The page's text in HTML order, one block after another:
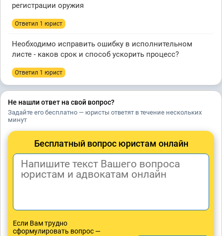
регистрации оружия
Ответил 1 юрист
Необходимо исправить ошибку в исполнительном
листе - каков срок и способ ускорить процесс?
Ответил 1 юрист
Не нашли ответ на свой вопрос?
Задайте его бесплатно — юристы ответят в течение нескольких
минут
Бесплатный вопрос юристам онлайн
Если Вам трудно
сформулировать вопрос —